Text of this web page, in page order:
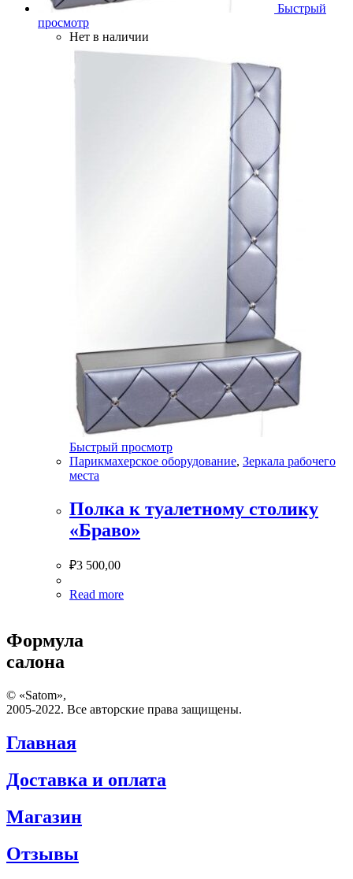
Быстрый
просмотр
Нет в наличии
Быстрый просмотр
Парикмахерское оборудование, Зеркала рабочего
места
Полка к туалетному столику
«Браво»
₽3 500,00
Read more
Формула
салона
© «Satom»,
2005-2022. Все авторские права защищены.
Главная
Доставка и оплата
Магазин
Отзывы